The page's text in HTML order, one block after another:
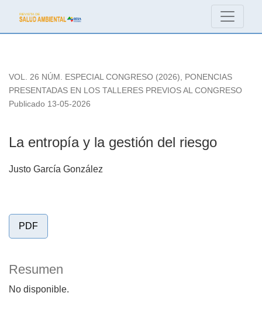
VOL. 26 NÚM. ESPECIAL CONGRESO (2026), PONENCIAS
PRESENTADAS EN LOS TALLERES PREVIOS AL CONGRESO
La entropía y la gestión del riesgo
Publicado 13-05-2026
Justo García González
PDF
Resumen
No disponible.